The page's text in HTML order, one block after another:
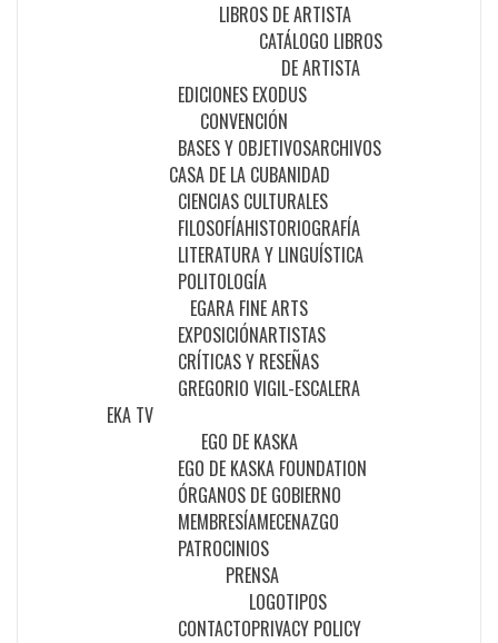
LIBROS DE ARTISTA
CATÁLOGO LIBROS
DE ARTISTA
EDICIONES EXODUS
CONVENCIÓN
BASES Y OBJETIVOSARCHIVOS
CASA DE LA CUBANIDAD
CIENCIAS CULTURALES
FILOSOFÍAHISTORIOGRAFÍA
LITERATURA Y LINGUÍSTICA
POLITOLOGÍA
EGARA FINE ARTS
EXPOSICIÓNARTISTAS
CRÍTICAS Y RESEÑAS
GREGORIO VIGIL-ESCALERA
EKA TV
EGO DE KASKA
EGO DE KASKA FOUNDATION
ÓRGANOS DE GOBIERNO
MEMBRESÍAMECENAZGO
PATROCINIOS
PRENSA
LOGOTIPOS
CONTACTOPRIVACY POLICY